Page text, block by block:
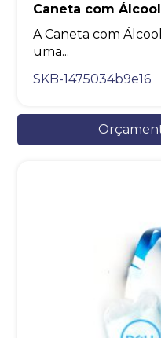
Caneta com
A Caneta com
uma...
SKB-1475034b9e16